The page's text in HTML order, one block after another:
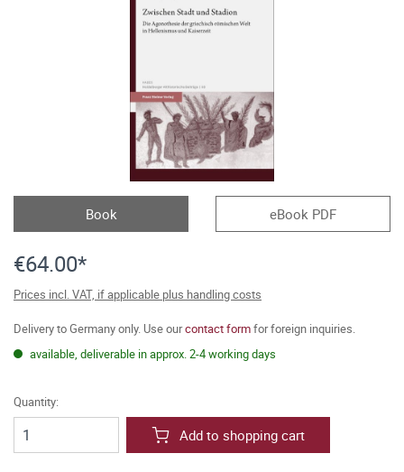
Book eBook PDF
€64.00*
Prices incl. VAT, if applicable plus handling costs
Delivery to Germany only. Use ourcontact formfor foreign inquiries.
available, deliverable in approx. 2-4 working days
Quantity:
Add to shopping cart